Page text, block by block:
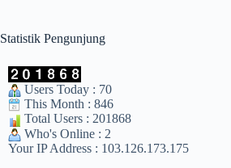
Statistik Pengunjung
Users Today : 70
This Month : 846
Total Users : 201868
Who's Online : 2
Your IP Address : 103.126.173.175